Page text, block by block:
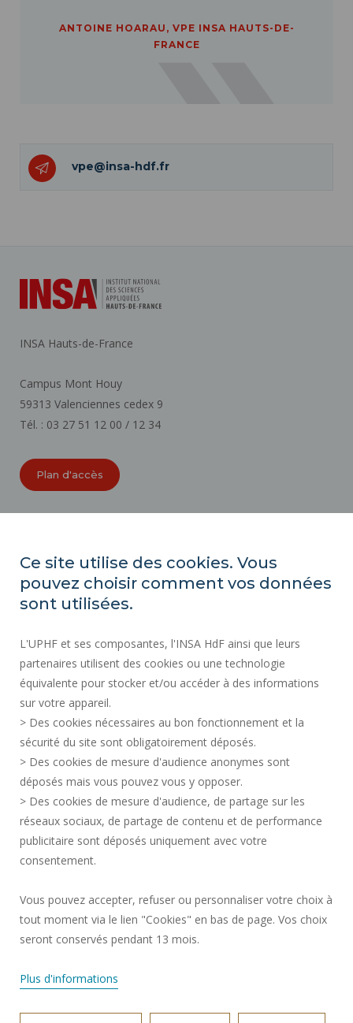
ANTOINE HOARAU, VPE INSA HAUTS-DE-
FRANCE
vpe@insa-hdf.fr
INSA Hauts-de-France
Campus Mont Houy
59313 Valenciennes cedex 9
Tél. : 03 27 51 12 00 / 12 34
Plan d'accès
PLAN DU SITE
DONNÉES PERSONNELLES
MARCHÉS PUBLICS
MENTIONS LÉGALES
CRÉDITS
ESPACE PRESSE
SERVICES PUBLICS +
CONTACTS
Rejoignez-nous!
Ce site utilise des cookies. Vous
pouvez choisir comment vos données
sont utilisées.
L'UPHF et ses composantes, l'INSA HdF ainsi que leurs
partenaires utilisent des cookies ou une technologie
équivalente pour stocker et/ou accéder à des informations
sur votre appareil.
> Des cookies nécessaires au bon fonctionnement et la
sécurité du site sont obligatoirement déposés.
> Des cookies de mesure d'audience anonymes sont
déposés mais vous pouvez vous y opposer.
> Des cookies de mesure d'audience, de partage sur les
réseaux sociaux, de partage de contenu et de performance
publicitaire sont déposés uniquement avec votre
consentement.
Vous pouvez accepter, refuser ou personnaliser votre choix à
tout moment via le lien "Cookies" en bas de page. Vos choix
seront conservés pendant 13 mois.
Plus d'informations